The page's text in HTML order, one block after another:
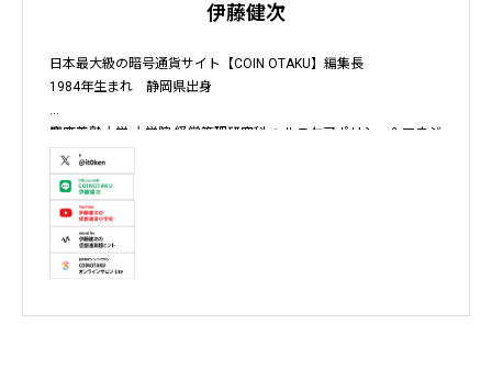
伊藤健次
日本最大級の暗号通貨サイト【COIN OTAKU】編集長
1984年生まれ　静岡県出身
慶應義塾大学 大学院 経営管理研究科 ヘルスケアポリシー＆マネジ
メント集中コース終了
株式会社ソクラテス 代表取締役 / 国内企業暗号資産事業顧問 / 暗
号資産取引所アドバイザー / 暗号資産投資アナリスト / Fintechコ
ンサルタント / 暗号資産非公式アーティスト /YouTuber
テレビ東京WBS出演　テレビ東京モーニングサテライト出演
他各メディア取材、出演